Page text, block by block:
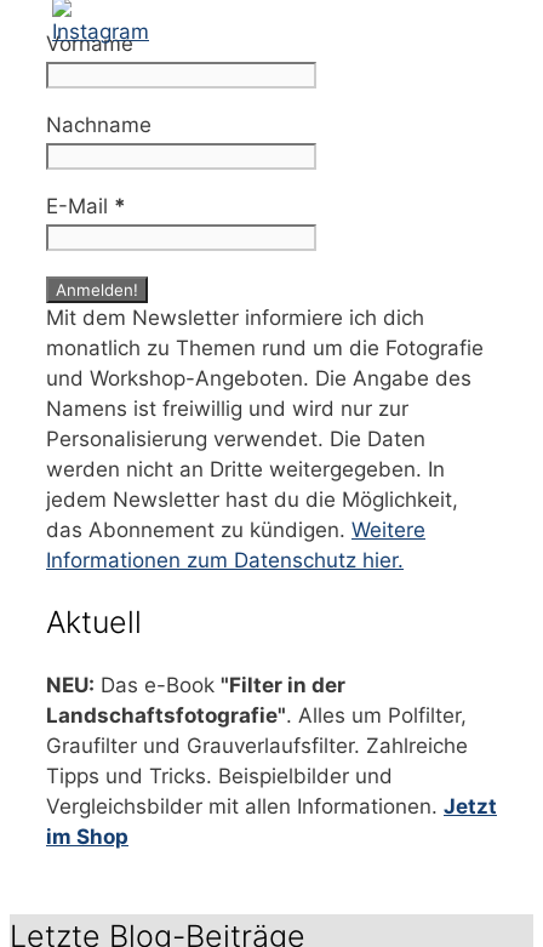
Vorname
Nachname
E-Mail *
Mit dem Newsletter informiere ich dich
monatlich zu Themen rund um die Fotografie
und Workshop-Angeboten. Die Angabe des
Namens ist freiwillig und wird nur zur
Personalisierung verwendet. Die Daten
werden nicht an Dritte weitergegeben. In
jedem Newsletter hast du die Möglichkeit,
das Abonnement zu kündigen. Weitere
Informationen zum Datenschutz hier.
Aktuell
NEU: Das e-Book "Filter in der
Landschaftsfotografie". Alles um Polfilter,
Graufilter und Grauverlaufsfilter. Zahlreiche
Tipps und Tricks. Beispielbilder und
Vergleichsbilder mit allen Informationen. Jetzt
im Shop
Letzte Blog-Beiträge